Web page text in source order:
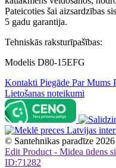
Pateicoties šai aizsardzības
5 gadu garantija.
Tehniskās raksturīpašības:
Modelis D80-15EFG
Kontakti Piegāde Par Mums
Lietošanas noteikumi
© Santehnikas paradīze 2026
Edit Product - Midea ūdens
ID:71282